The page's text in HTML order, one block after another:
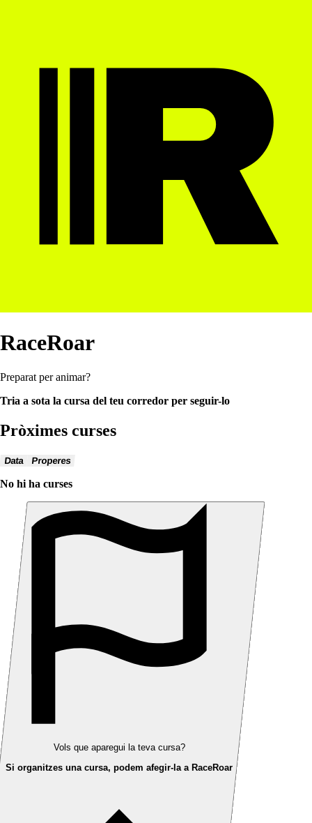
RaceRoar
Preparat per animar?
Tria a sota la cursa del teu corredor per seguir-lo
Pròximes curses
Data Properes
No hi ha curses
Vols que aparegui la teva cursa?
Si organitzes una cursa, podem afegir-la a RaceRoar